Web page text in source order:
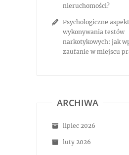
nieruchomości?
Psychologiczne
wykonywania testów
narkotykowych: jak
zaufanie w miejscu
ARCHIWA
lipiec 2026
luty 2026